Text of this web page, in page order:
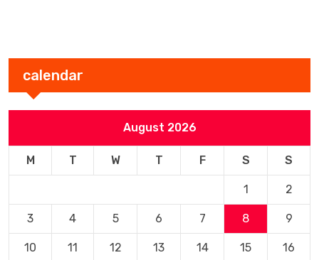
calendar
August 2026
M T W T F S S
1 2
3 4 5 6 7 8 9
10 11 12 13 14 15 16